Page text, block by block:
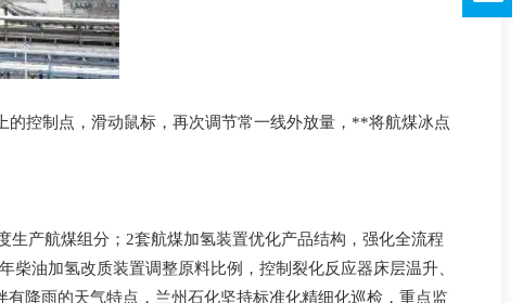
控制点，滑动鼠标，再次调节常一线外放量，**将航煤冰点
产航煤组分；2套航煤加氢装置优化产品结构，强化全流程
油加氢改质装置调整原料比例，控制裂化反应器床层温升、
降雨的天气特点，兰州石化坚持标准化精细化巡检，重点监